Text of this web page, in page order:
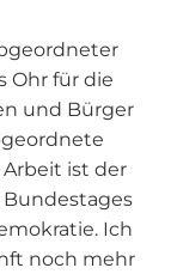
Ohr für die
und Bürger
Arbeit ist der
Ich
noch mehr